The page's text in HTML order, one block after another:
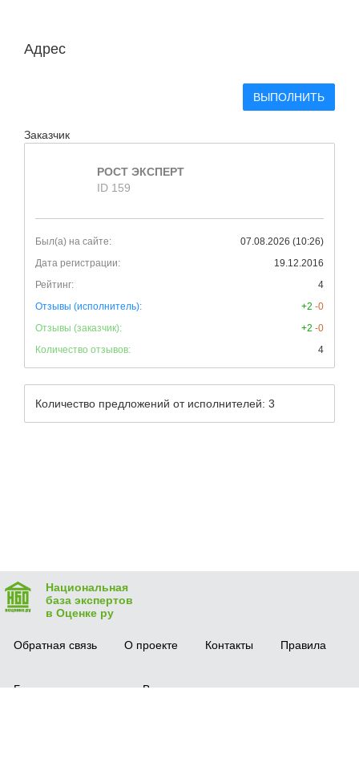
Адрес
ВЫПОЛНИТЬ
Заказчик
РОСТ ЭКСПЕРТ
ID 159
Был(а) на сайте:
07.08.2026 (10:26)
Дата регистрации:
19.12.2016
Рейтинг:
4
Отзывы (исполнитель):
+2 -0
Отзывы (заказчик):
+2 -0
Количество отзывов:
4
Количество предложений от исполнителей: 3
Национальная
база экспертов
в Оценке ру
Обратная связь О проекте Контакты Правила
Безопасная сделка Вопрос-ответ